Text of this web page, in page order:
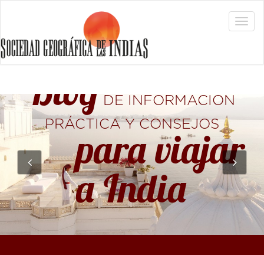
Blog DE INFORMACIÓN
PRÁCTICA Y CONSEJOS
        para viajar
a India